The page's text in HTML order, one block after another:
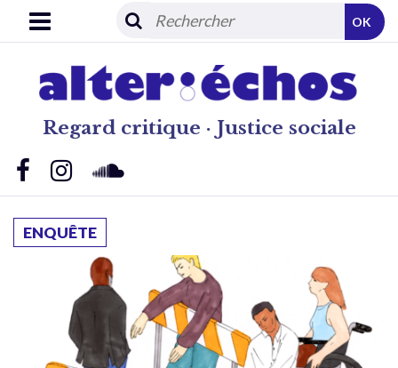
Regard critique · Justice sociale
OK
ENQUÊTE